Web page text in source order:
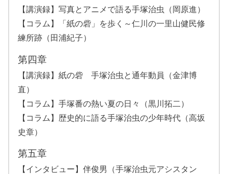
【講演録】写真とアニメで語る手塚治虫（岡原進）
【コラム】「紙の砦」を歩く～仁川の一里山健民修
練所跡（田浦紀子）
第四章
【講演録】紙の砦 手塚治虫と通年動員（金津博
直）
【コラム】手塚番の熱い夏の日々（黒川拓二）
【コラム】歴史的に語る手塚治虫の少年時代（高坂
史章）
第五章
【インタビュー】伴俊男（手塚治虫元アシスタン